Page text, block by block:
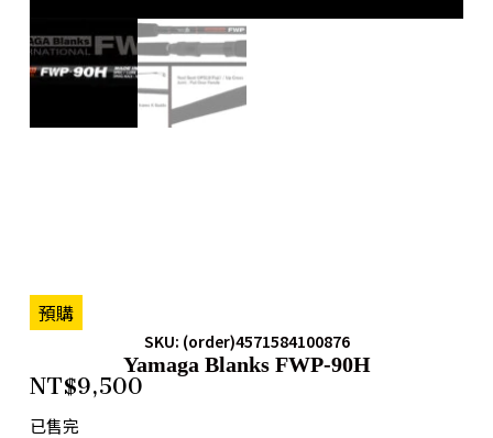
預購
SKU: (order)4571584100876
Yamaga Blanks FWP-90H
NT$9,500
已售完